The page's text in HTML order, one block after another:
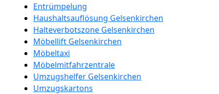
Entrümpelung
Haushaltsauflösung Gelsenkirchen
Halteverbotszone Gelsenkirchen
Möbellift Gelsenkirchen
Möbeltaxi
Möbelmitfahrzentrale
Umzugshelfer Gelsenkirchen
Umzugskartons